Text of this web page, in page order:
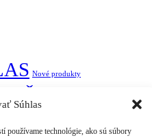
Súhlas
používame technológie, ako sú súbory
Nové produkty